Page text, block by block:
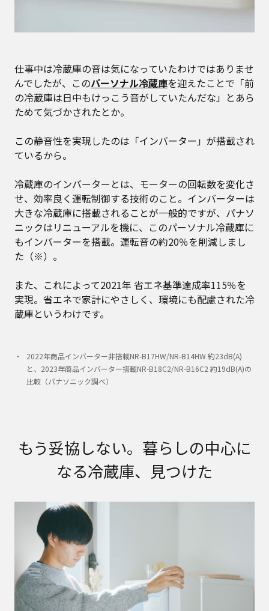
仕事中は冷蔵庫の音は気になっていたわけではありませ
んでしたが、このパーソナル冷蔵庫を迎えたことで「前
の冷蔵庫は日中もけっこう音がしていたんだな」とあら
ためて気づかされたとか。
この静音性を実現したのは「インバーター」が搭載され
ているから。
冷蔵庫のインバーターとは、モーターの回転数を変化さ
せ、効率良く運転制御する技術のこと。インバーターは
大きな冷蔵庫に搭載されることが一般的ですが、パナソ
ニックはリニューアルを機に、このパーソナル冷蔵庫に
もインバーターを搭載。運転音の約20％を削減しまし
た（※）。
また、これによって2021年 省エネ基準達成率115％を
実現。省エネで家計にやさしく、環境にも配慮された冷
蔵庫というわけです。
2022年商品インバーター非搭載NR-B17HW/NR-B14HW 約23dB(A)
と、2023年商品インバーター搭載NR-B18C2/NR-B16C2 約19dB(A)の
比較（パナソニック調べ）
もう妥協しない。暮らしの中心に
なる冷蔵庫、見つけた